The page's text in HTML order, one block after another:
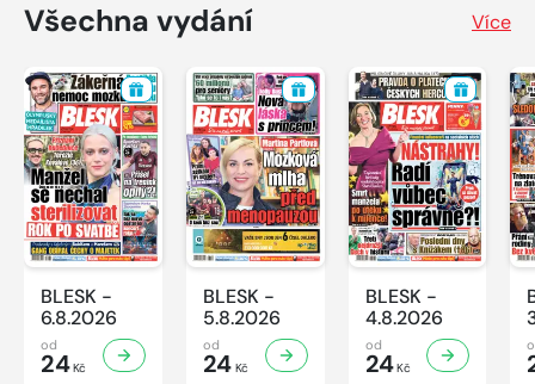
Všechna vydání Více
BLESK -
6.8.2026
od
24Kč
BLESK -
5.8.2026
od
24Kč
BLESK -
4.8.2026
od
24Kč